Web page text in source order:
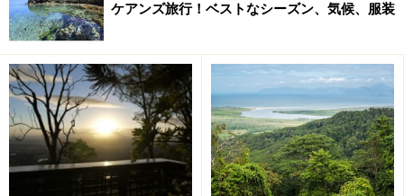
【取材協力】
オーストラリア政府観光局
クイーンズランド州政府観光局
JPT Tour Group
※記事内容は執筆時点のものです。最新の内容をご確認くださ
い。
※海外を訪れる際には最新情報の入手に努め、「外務省 海外安全
ケアンズ旅行！ベストなシーズン、気候、服装